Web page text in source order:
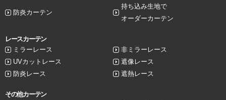
防炎カーテン
持ち込み生地で
オーダーカーテン
レースカーテン
ミラーレース
非ミラーレース
UVカットレース
遮像レース
防炎レース
遮熱レース
その他カーテン